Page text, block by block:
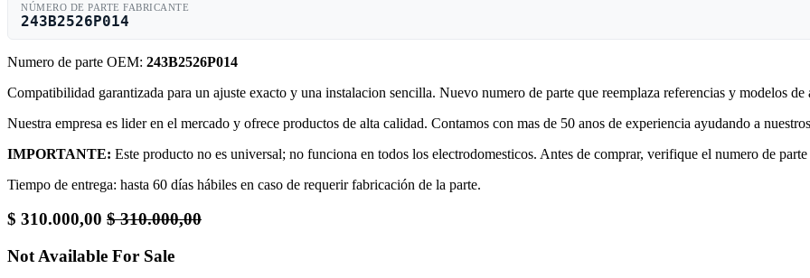
NÚMERO DE PARTE FABRICANTE
243B2526P014
Numero de parte OEM: 243B2526P014
Compatibilidad garantizada para un ajuste exacto y una instalacion sencilla. Nuevo numero de parte que reemplaza referencias y modelos de
Nuestra empresa es lider en el mercado y ofrece productos de alta calidad. Contamos con mas de 50 anos de experiencia ayudando a
IMPORTANTE: Este producto no es universal; no funciona en todos los electrodomesticos. Antes de comprar, verifique el numero de
Tiempo de entrega: hasta 60 días hábiles en caso de requerir fabricación de la parte.
$ 310.000,00 $310.000,00
Not Available For Sale